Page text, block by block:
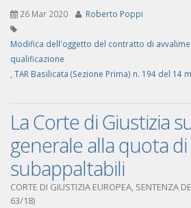
26 Mar 2020 Roberto Poppi
Modifica dell'oggetto del contratto di
qualificazione
TAR Basilicata (Sezione Prima) n. 194 del 14
La Corte di Giustizia
generale alla quota
subappaltabili
CORTE DI GIUSTIZIA EUROPEA, SENTENZA
63/18)